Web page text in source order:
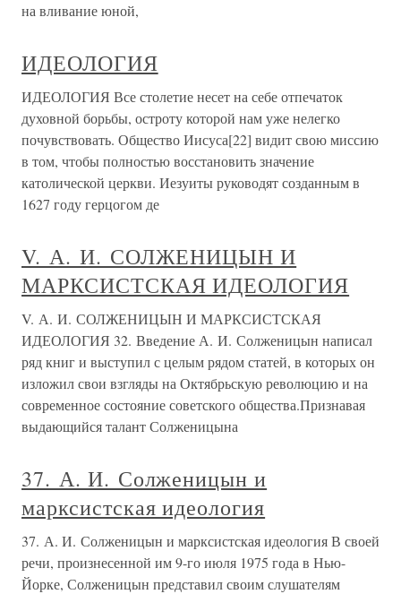
на вливание юной,
ИДЕОЛОГИЯ
ИДЕОЛОГИЯ Все столетие несет на себе отпечаток
духовной борьбы, остроту которой нам уже нелегко
почувствовать. Общество Иисуса[22] видит свою миссию
в том, чтобы полностью восстановить значение
католической церкви. Иезуиты руководят созданным в
1627 году герцогом де
V. А. И. СОЛЖЕНИЦЫН И
МАРКСИСТСКАЯ ИДЕОЛОГИЯ
V. А. И. СОЛЖЕНИЦЫН И МАРКСИСТСКАЯ
ИДЕОЛОГИЯ 32. Введение А. И. Солженицын написал
ряд книг и выступил с целым рядом статей, в которых он
изложил свои взгляды на Октябрьскую революцию и на
современное состояние советского общества.Признавая
выдающийся талант Солженицына
37. А. И. Солженицын и
марксистская идеология
37. А. И. Солженицын и марксистская идеология В своей
речи, произнесенной им 9-го июля 1975 года в Нью-
Йорке, Солженицын представил своим слушателям